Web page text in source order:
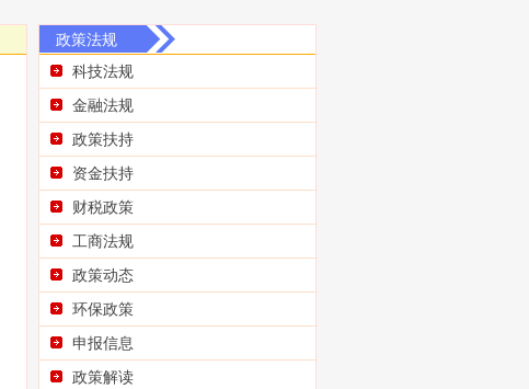
政策法规
科技法规
金融法规
政策扶持
资金扶持
财税政策
工商法规
政策动态
环保政策
申报信息
政策解读